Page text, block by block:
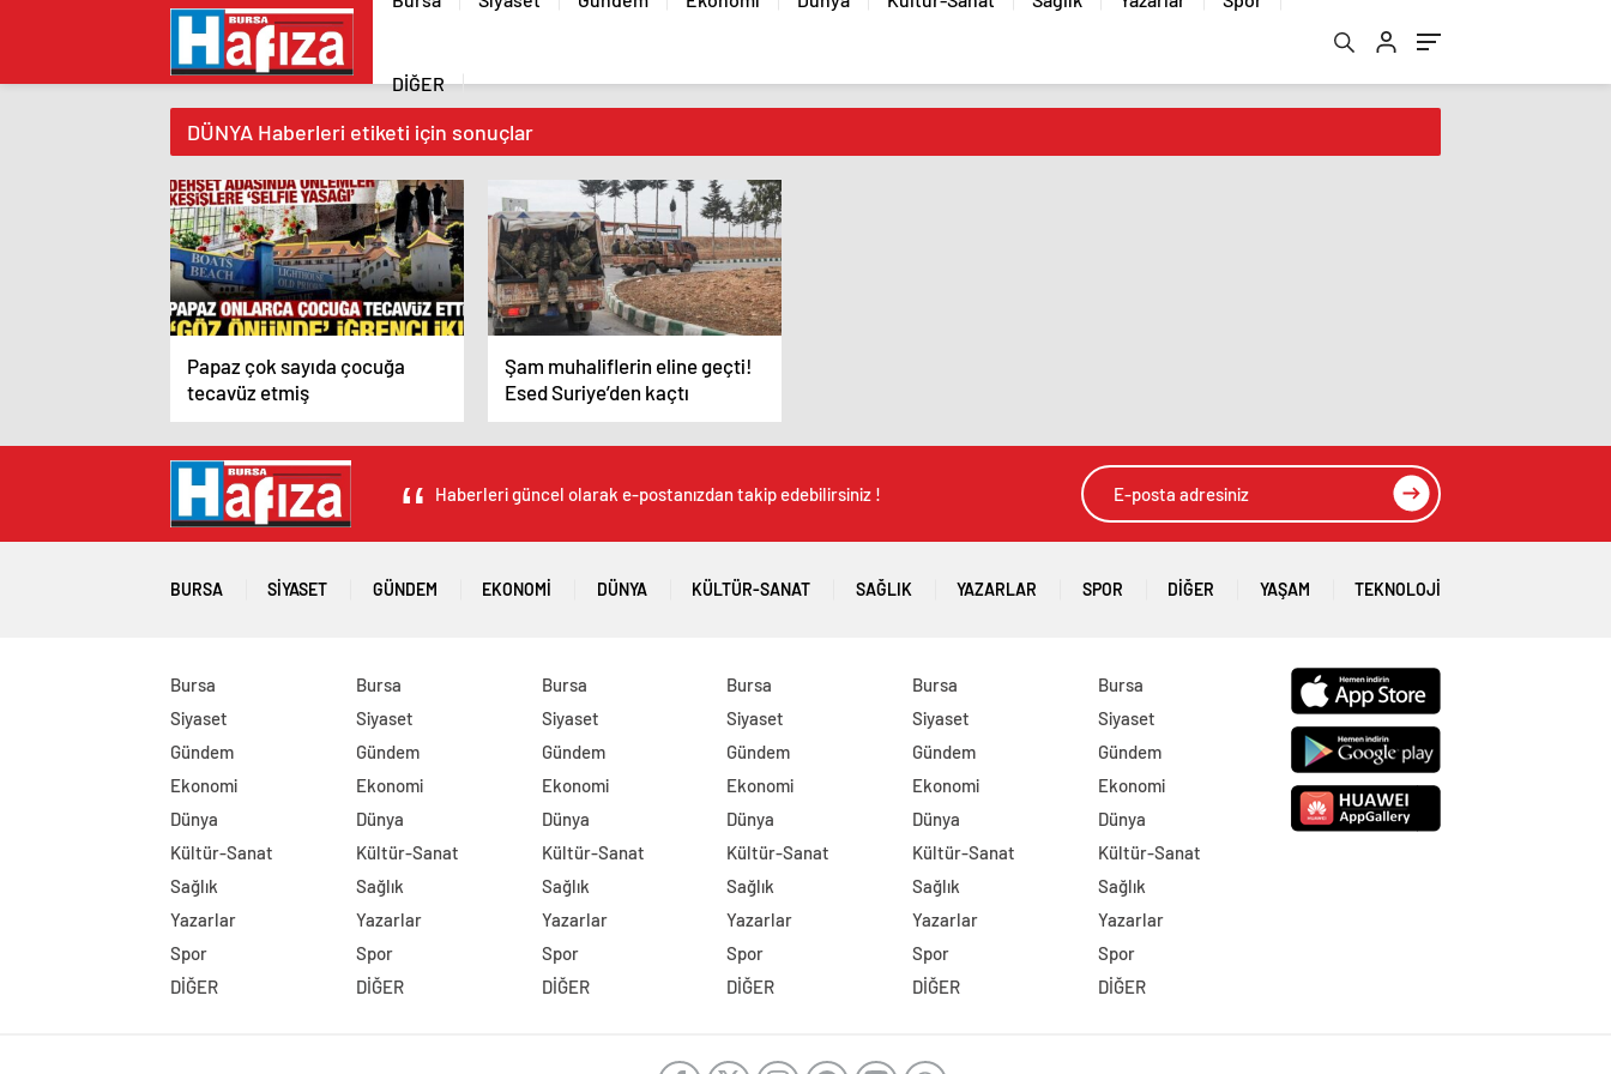
DİĞER
DÜNYA Haberleri etiketi için sonuçlar
Papaz çok sayıda çocuğa
tecavüz etmiş
Şam muhaliflerin eline geçti!
Esed Suriye’den kaçtı
Haberleri güncel olarak e-postanızdan takip edebilirsiniz !
BURSA SIYASET GÜNDEM EKONOMI DÜNYA KÜLTÜR-SANAT SAĞLIK YAZARLAR SPOR DİĞER YAŞAM TEKNOLOJI
Bursa
Siyaset
Gündem
Ekonomi
Dünya
Kültür-Sanat
Sağlık
Yazarlar
Spor
DİĞER
Bursa
Siyaset
Gündem
Ekonomi
Dünya
Kültür-Sanat
Sağlık
Yazarlar
Spor
DİĞER
Bursa
Siyaset
Gündem
Ekonomi
Dünya
Kültür-Sanat
Sağlık
Yazarlar
Spor
DİĞER
Bursa
Siyaset
Gündem
Ekonomi
Dünya
Kültür-Sanat
Sağlık
Yazarlar
Spor
DİĞER
Bursa
Siyaset
Gündem
Ekonomi
Dünya
Kültür-Sanat
Sağlık
Yazarlar
Spor
DİĞER
Bursa
Siyaset
Gündem
Ekonomi
Dünya
Kültür-Sanat
Sağlık
Yazarlar
Spor
DİĞER